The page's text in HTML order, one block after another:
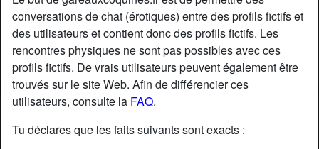
conversations de chat (érotiques) entre des profils fictifs et
des utilisateurs et contient donc des profils fictifs. Les
rencontres physiques ne sont pas possibles avec ces
profils fictifs. De vrais utilisateurs peuvent également être
trouvés sur le site Web. Afin de différencier ces
utilisateurs, consulte la FAQ.
Tu déclares que les faits suivants sont exacts :
starAjouter chatDiscuter !